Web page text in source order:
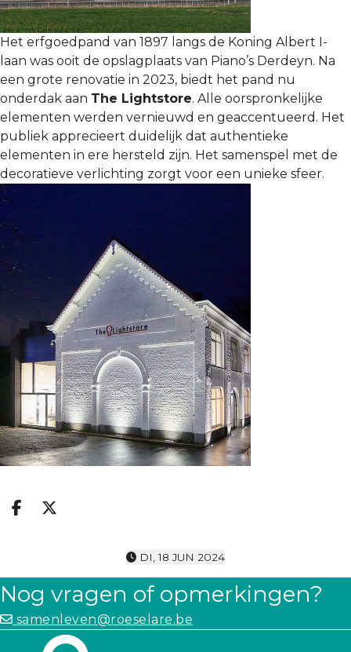
Het erfgoedpand van 1897 langs de Koning Albert I-
laan was ooit de opslagplaats van Piano’s Derdeyn. Na
een grote renovatie in 2023, biedt het pand nu
onderdak aan The Lightstore. Alle oorspronkelijke
elementen werden vernieuwd en geaccentueerd. Het
publiek apprecieert duidelijk dat authentieke
elementen in ere hersteld zijn. Het samenspel met de
decoratieve verlichting zorgt voor een unieke sfeer.
Deel op facebook
Deel op X
DI, 18 JUN 2024
Nog vragen of opmerkingen?
samenleven@roeselare.be